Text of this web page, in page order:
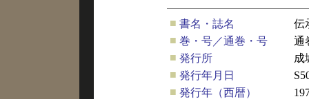
■ 書名・誌名
伝
■ 巻・号／通巻・号
通
■ 発行所
成
■ 発行年月日
■ 発行年（西暦）